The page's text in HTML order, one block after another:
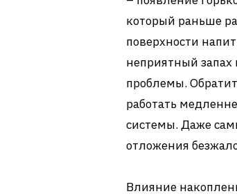
который раньше
поверхности
неприятный
проблемы.
работать
системы. Даже
отложения
Влияние